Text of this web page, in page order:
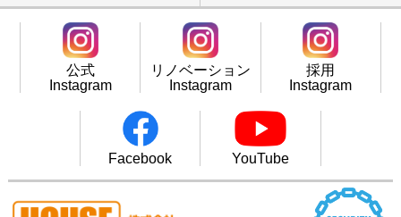
公式
Instagram
リノベーション
Instagram
採用
Instagram
Facebook YouTube